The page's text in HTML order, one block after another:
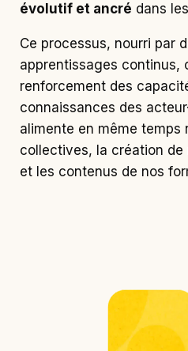
évolutif et ancré dans
Ce processus, nourri par
apprentissages continus,
renforcement des
connaissances des
alimente en même temps
collectives, la création de
et les contenus de nos